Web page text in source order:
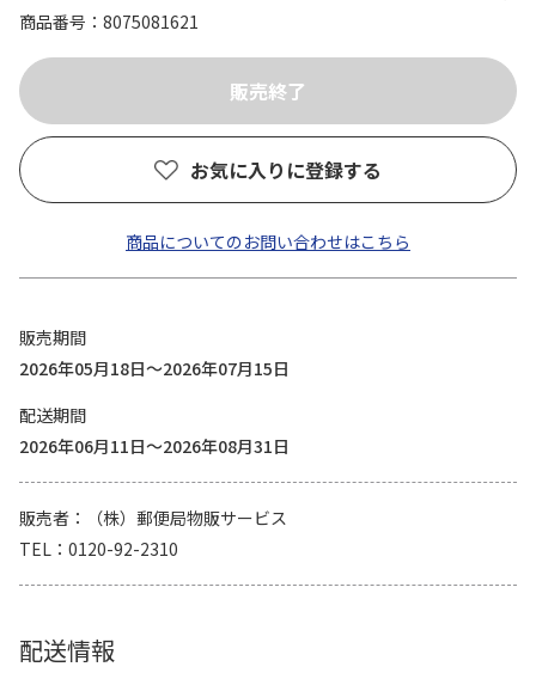
商品番号
8075081621
お気に入りに登録する
商品についてのお問い合わせはこちら
販売期間
2026年05月18日～2026年07月15日
配送期間
2026年06月11日～2026年08月31日
販売者
（株）郵便局物販サービス
TEL
0120-92-2310
配送情報